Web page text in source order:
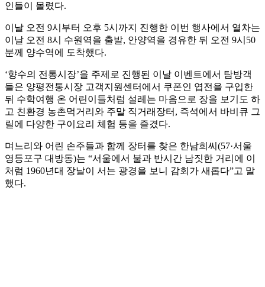
인들이 몰렸다.
이날 오전 9시부터 오후 5시까지 진행한 이번 행사에서 열차는
이날 오전 8시 수원역을 출발, 안양역을 경유한 뒤 오전 9시50
분께 양수역에 도착했다.
‘향수의 전통시장’을 주제로 진행된 이날 이벤트에서 탐방객
들은 양평전통시장 고객지원센터에서 쿠폰인 엽전을 구입한
뒤 수학여행 온 어린이들처럼 설레는 마음으로 장을 보기도 하
고 친환경 농촌먹거리와 주말 직거래장터, 즉석에서 바비큐 그
릴에 다양한 구이요리 체험 등을 즐겼다.
며느리와 어린 손주들과 함께 장터를 찾은 한남희씨(57·서울
영등포구 대방동)는 “서울에서 불과 반시간 남짓한 거리에 이
처럼 1960년대 장날이 서는 광경을 보니 감회가 새롭다”고 말
했다.